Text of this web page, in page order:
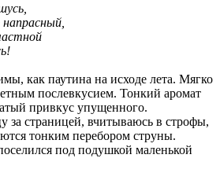
как паутина на исходе лета. Мягко
послевкусием. Тонкий аромат
привкус упущенного.
за страницей, вчитываюсь в строфы,
тонким перебором струны.
под подушкой маленькой